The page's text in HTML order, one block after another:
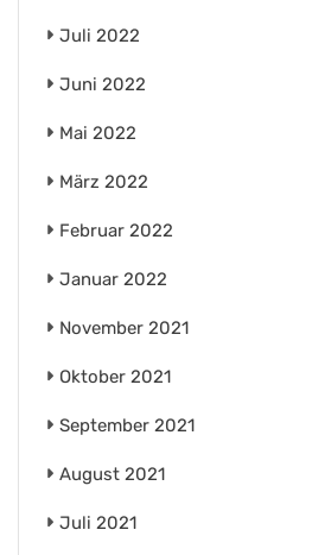
Juli 2022
Juni 2022
Mai 2022
März 2022
Februar 2022
Januar 2022
November 2021
Oktober 2021
September 2021
August 2021
Juli 2021